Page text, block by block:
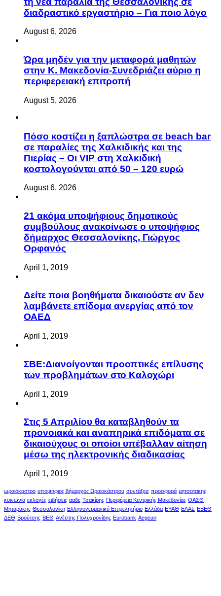
διαδραστικό εργαστήριο – Για ποιο λόγο
August 6, 2026
Ώρα μηδέν για την μεταφορά μαθητών
στην Κ. Μακεδονία-Συνεδριάζει αύριο η
περιφερειακή επιτροπή
August 5, 2026
Πόσο κοστίζει η ξαπλώστρα σε beach bar
σε παραλίες της Χαλκιδικής και της
Πιερίας – Οι VIP στη Χαλκιδική
κοστολογούνται από 50 – 120 ευρώ
August 6, 2026
21 ακόμα υποψήφιους δημοτικούς
συμβούλους ανακοίνωσε ο υποψήφιος
δήμαρχος Θεσσαλονίκης, Γιώργος
Ορφανός
April 1, 2019
Δείτε ποια βοηθήματα δικαιούστε αν δεν
λαμβάνετε επίδομα ανεργίας από τον
ΟΑΕΔ
April 1, 2019
ΣΒΕ:Διανοίγονται προοπτικές επίλυσης
των προβλημάτων στο Καλοχώρι
April 1, 2019
Στις 5 Απριλίου θα καταβληθούν τα
προνοιακά και αναπηρικά επιδόματα σε
δικαιούχους οι οποίοι υπέβαλλαν αίτηση
μέσω της ηλεκτρονικής διαδικασίας
April 1, 2019
ωραιόκαστρο υποψήφιος δήμαρχος Ωραιοκάστρου συντάξεις προσφορά μητσοτακης
κοινωνία εκλογές ειδήσεις ααδε Τσακίρης Περιφέρεια Κεντρικής Μακεδονίας ΟΑΣΘ
Μηταράκης Θεσσαλονίκη Ελληνογερμανικό Επιμελητήριο Ελλάδα ΕΥΑΘ ΕΛΑΣ ΕΒΕΘ
ΔΕΘ Βρούτσης ΒΕΘ Ανέστης Πολυχρονίδης Eurobank Aegean